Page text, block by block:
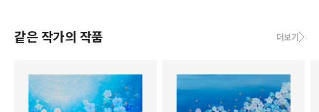
같은 작가의 작품 더보기